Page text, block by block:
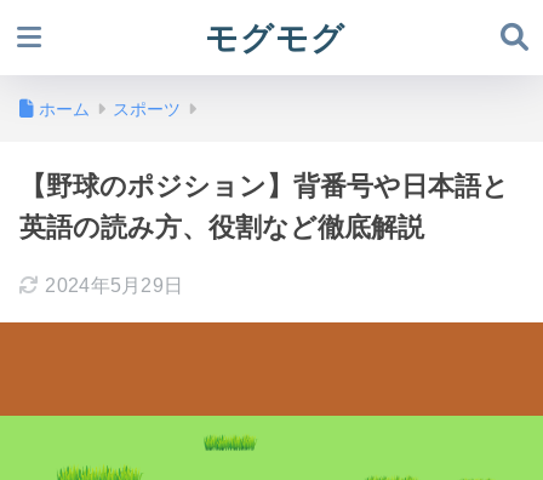
モグモグ
ホーム スポーツ
【野球のポジション】背番号や日本語と
英語の読み方、役割など徹底解説
2024年5月29日